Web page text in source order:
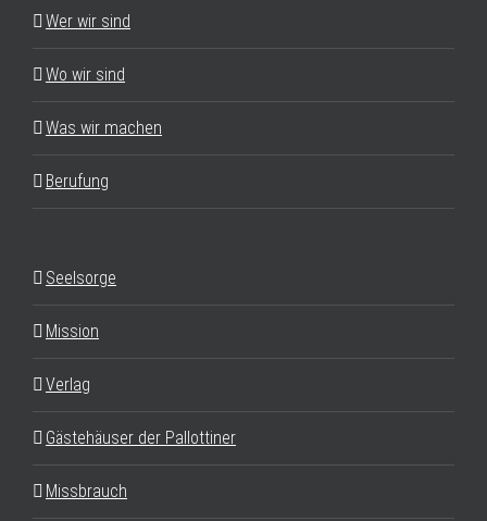
Wer wir sind
Wo wir sind
Was wir machen
Berufung
Seelsorge
Mission
Verlag
Gästehäuser der Pallottiner
Missbrauch